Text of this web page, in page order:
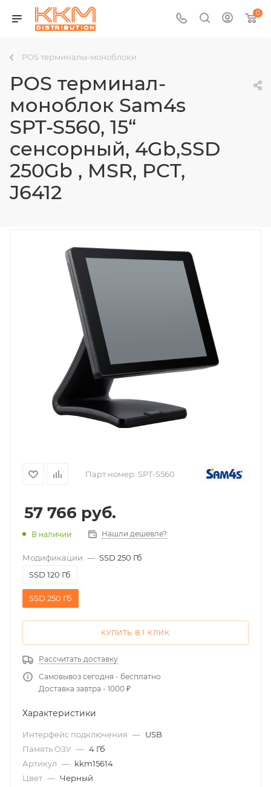
0
POS терминалы-моноблоки
POS терминал-
моноблок Sam4s
SPT-S560, 15“
сенсорный, 4Gb,SSD
250Gb , MSR, PCT,
J6412
Парт номер: SPT-S560
57 766 руб.
В наличии Нашли дешевле?
Модификации — SSD 250 Гб
SSD 120 Гб
SSD 250 Гб
КУПИТЬ В 1 КЛИК
Рассчитать доставку
Самовывоз сегодня - бесплатно
Доставка завтра - 1000 ₽
Характеристики
Интерфейс подключения — USB
Память ОЗУ — 4 Гб
Артикул — kkm15614
Цвет — Черный